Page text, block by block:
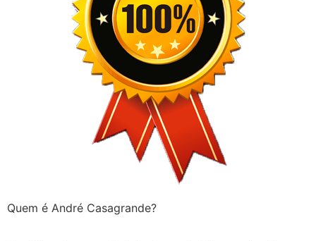
Quem é André Casagrande?